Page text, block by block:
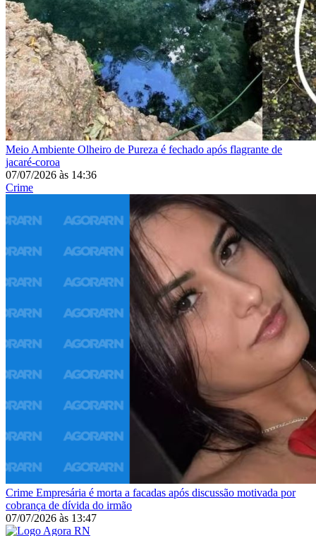
Meio Ambiente Olheiro de Pureza é fechado após flagrante de
jacaré-coroa
07/07/2026 às 14:36
Crime
Crime Empresária é morta a facadas após discussão motivada por
cobrança de dívida do irmão
07/07/2026 às 13:47